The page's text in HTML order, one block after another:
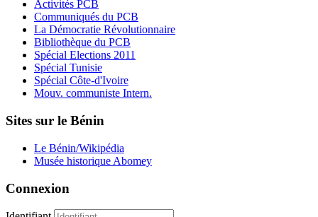
Activités PCB
Communiqués du PCB
La Démocratie Révolutionnaire
Bibliothèque du PCB
Spécial Elections 2011
Spécial Tunisie
Spécial Côte-d'Ivoire
Mouv. communiste Intern.
Sites sur le Bénin
Le Bénin/Wikipédia
Musée historique Abomey
Connexion